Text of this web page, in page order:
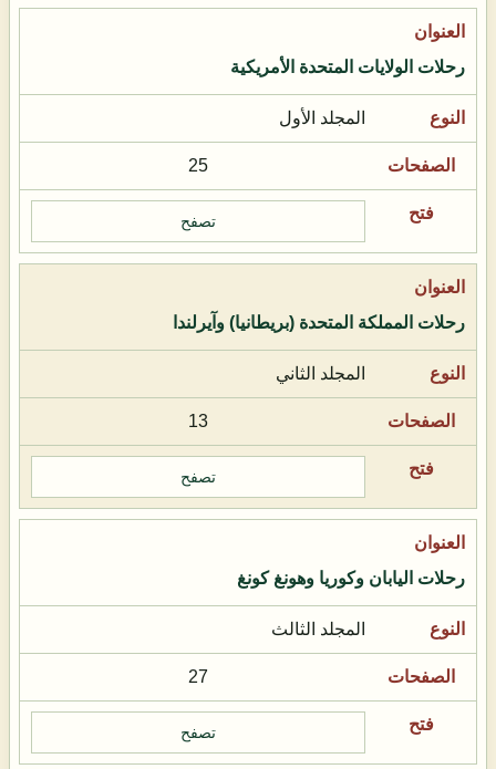
رحلات الولايات المتحدة الأمريكية
المجلد الأول
25
تصفح
رحلات المملكة المتحدة (بريطانيا) وآيرلندا
المجلد الثاني
13
تصفح
رحلات اليابان وكوريا وهونغ كونغ
المجلد الثالث
27
تصفح